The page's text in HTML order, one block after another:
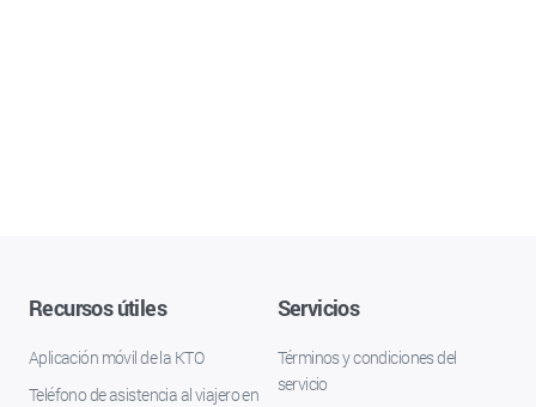
Recursos útiles
Aplicación móvil de la KTO
Teléfono de asistencia al viajero en
Servicios
Términos y condiciones del
servicio